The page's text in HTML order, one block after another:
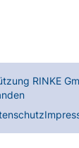
RINKE